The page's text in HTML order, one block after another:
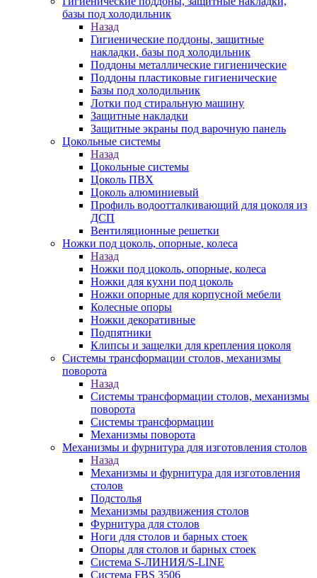
базы под холодильник
Назад
Гигиенические поддоны, защитные
накладки, базы под холодильник
Поддоны металлические гигиенические
Поддоны пластиковые гигиенические
Базы под холодильник
Лотки под стиральную машину
Защитные накладки
Защитные экраны под варочную панель
Цокольные системы
Назад
Цокольные системы
Цоколь ПВХ
Цоколь алюминиевый
Профиль водоотталкивающий для цоколя из
ДСП
Вентиляционные решетки
Ножки под цоколь, опорные, колеса
Назад
Ножки под цоколь, опорные, колеса
Ножки для кухни под цоколь
Ножки опорные для корпусной мебели
Колесные опоры
Ножки декоративные
Подпятники
Клипсы и защелки для крепления цоколя
Системы трансформации столов, механизмы
поворота
Назад
Системы трансформации столов, механизмы
поворота
Системы трансформации
Механизмы поворота
Механизмы и фурнитура для изготовления столов
Назад
Механизмы и фурнитура для изготовления
столов
Подстолья
Механизмы раздвижения столов
Фурнитура для столов
Ноги для столов и барных стоек
Опоры для столов и барных стоек
Система S-ЛИНИЯ/S-LINE
Система FBS 3506